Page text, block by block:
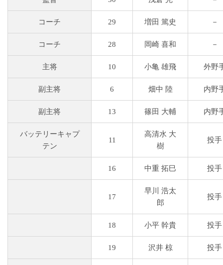
コーチ 29 増田 篤史 －
コーチ 28 岡崎 喜和 －
主将 10 小亀 雄飛 外野
副主将 6 畑中 陸 内野
副主将 13 篠田 大輔 内野
バッテリーキャプ
テン
11
高清水 大
樹
投手
16 中重 拓巳 投手
17
早川 浩太
郎
投手
18 小平 幹貴 投手
19 沢井 椋 投手